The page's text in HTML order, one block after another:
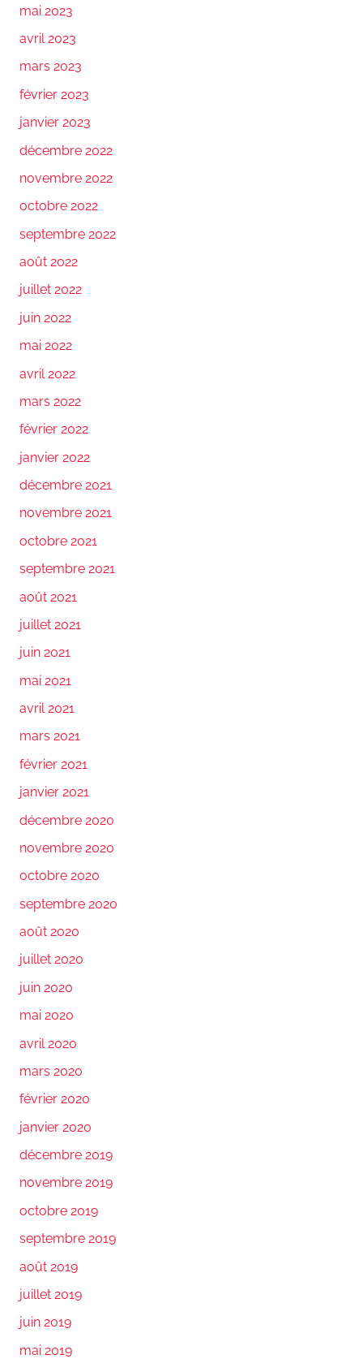
mai 2023
avril 2023
mars 2023
février 2023
janvier 2023
décembre 2022
novembre 2022
octobre 2022
septembre 2022
août 2022
juillet 2022
juin 2022
mai 2022
avril 2022
mars 2022
février 2022
janvier 2022
décembre 2021
novembre 2021
octobre 2021
septembre 2021
août 2021
juillet 2021
juin 2021
mai 2021
avril 2021
mars 2021
février 2021
janvier 2021
décembre 2020
novembre 2020
octobre 2020
septembre 2020
août 2020
juillet 2020
juin 2020
mai 2020
avril 2020
mars 2020
février 2020
janvier 2020
décembre 2019
novembre 2019
octobre 2019
septembre 2019
août 2019
juillet 2019
juin 2019
mai 2019